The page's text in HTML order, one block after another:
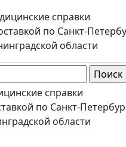
справки
по Санкт-
области
справки
по Санкт-
области